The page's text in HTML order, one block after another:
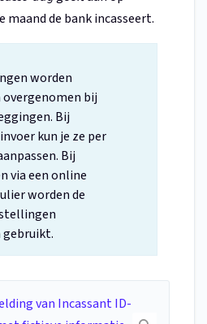
maand de bank incasseert.
worden
bij
Bij
kun je ze per
Bij
via een online
worden de